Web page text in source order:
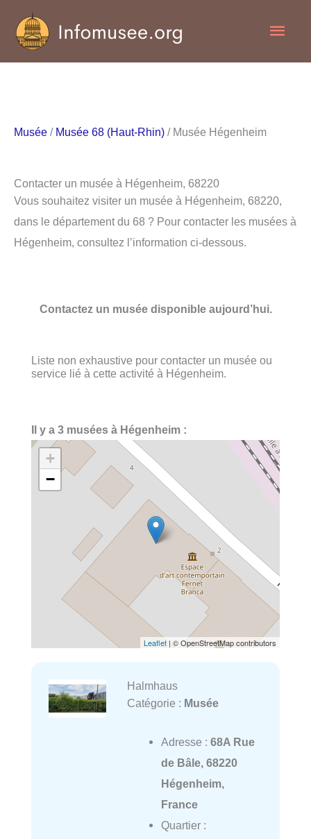
contenu
Musée / Musée 68 (Haut-Rhin) / Musée Hégenheim
Contacter un musée à Hégenheim, 68220
Vous souhaitez visiter un musée à Hégenheim, 68220,
dans le département du 68 ? Pour contacter les musées à
Hégenheim, consultez l’information ci-dessous.
Contactez un musée disponible aujourd’hui.
Liste non exhaustive pour contacter un musée ou
service lié à cette activité à Hégenheim.
Il y a 3 musées à Hégenheim :
+
−
Leaflet | © OpenStreetMap contributors
Halmhaus
Catégorie : Musée
Adresse : 68A Rue
de Bâle, 68220
Hégenheim,
France
Quartier :